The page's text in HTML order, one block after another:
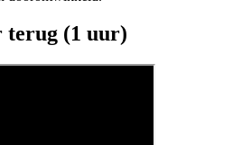
(1 uur)